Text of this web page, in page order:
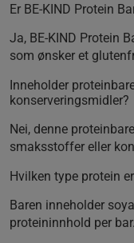
Er BE-KIND Protein
Ja, BE-KIND Protein
som ønsker et
Inneholder
konserveringsmidler?
Nei, denne
smaksstoffer eller
Hvilken type protein
Baren inneholder
proteininnhold per bar.